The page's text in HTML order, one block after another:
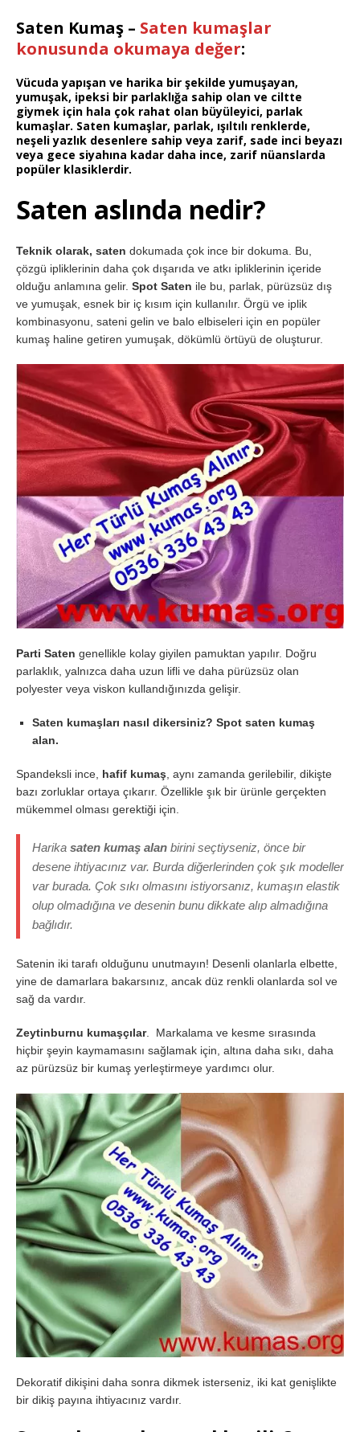
Saten Kumaş – Saten kumaşlar
konusunda okumaya değer:
Vücuda yapışan ve harika bir şekilde yumuşayan,
yumuşak, ipeksi bir parlaklığa sahip olan ve ciltte
giymek için hala çok rahat olan büyüleyici, parlak
kumaşlar. Saten kumaşlar, parlak, ışıltılı renklerde,
neşeli yazlık desenlere sahip veya zarif, sade inci beyazı
veya gece siyahına kadar daha ince, zarif nüanslarda
popüler klasiklerdir.
Saten aslında nedir?
Teknik olarak, saten dokumada çok ince bir dokuma. Bu,
çözgü ipliklerinin daha çok dışarıda ve atkı ipliklerinin içeride
olduğu anlamına gelir. Spot Saten ile bu, parlak, pürüzsüz dış
ve yumuşak, esnek bir iç kısım için kullanılır. Örgü ve iplik
kombinasyonu, sateni gelin ve balo elbiseleri için en popüler
kumaş haline getiren yumuşak, dökümlü örtüyü de oluşturur.
Parti Saten genellikle kolay giyilen pamuktan yapılır. Doğru
parlaklık, yalnızca daha uzun lifli ve daha pürüzsüz olan
polyester veya viskon kullandığınızda gelişir.
Saten kumaşları nasıl dikersiniz? Spot saten kumaş
alan.
Spandeksli ince, hafif kumaş , aynı zamanda gerilebilir, dikişte
bazı zorluklar ortaya çıkarır. Özellikle şık bir ürünle gerçekten
mükemmel olması gerektiği için.
Harika saten kumaş alan birini seçtiyseniz, önce bir
desene ihtiyacınız var. Burda diğerlerinden çok şık modeller
var burada. Çok sıkı olmasını istiyorsanız, kumaşın elastik
olup olmadığına ve desenin bunu dikkate alıp almadığına
bağlıdır.
Satenin iki tarafı olduğunu unutmayın! Desenli olanlarla elbette,
yine de damarlara bakarsınız, ancak düz renkli olanlarda sol ve
sağ da vardır.
Zeytinburnu kumaşçılar. Markalama ve kesme sırasında
hiçbir şeyin kaymamasını sağlamak için, altına daha sıkı, daha
az pürüzsüz bir kumaş yerleştirmeye yardımcı olur.
Dekoratif dikişini daha sonra dikmek isterseniz, iki kat genişlikte
bir dikiş payına ihtiyacınız vardır.